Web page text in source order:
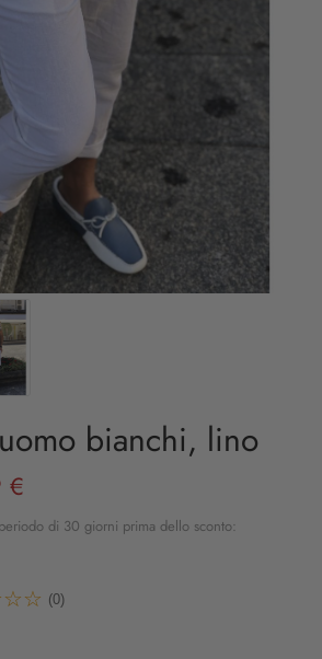
bianchi, lino
€
di 30 giorni prima dello sconto:
(0)